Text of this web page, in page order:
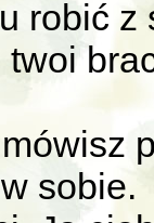
robić z
sobie.